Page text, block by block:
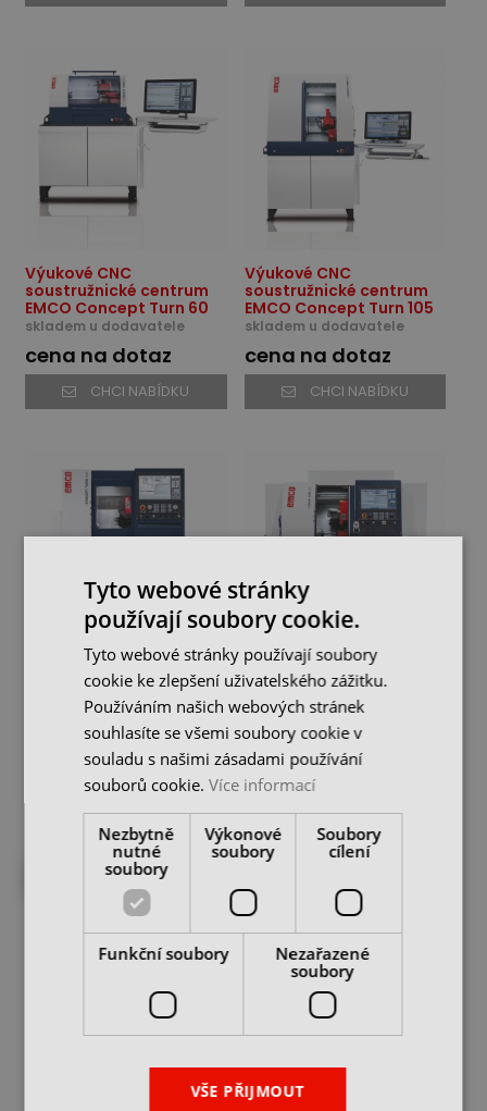
Výukové CNC
soustružnické centrum
EMCO Concept Turn 60
skladem u dodavatele
cena na dotaz
CHCI NABÍDKU
Výukové CNC
soustružnické centrum
EMCO Concept Turn 105
skladem u dodavatele
cena na dotaz
CHCI NABÍDKU
Výukové CNC
soustružnické centrum
EMCO Concept Turn 260
skladem u dodavatele
cena na dotaz
CHCI NABÍDKU
Výukové CNC
soustružnické centrum
EMCO Concept Turn 460
skladem u dodavatele
cena na dotaz
CHCI NABÍDKU
200 různých strojů skladem
centrum HURCO VMX42i
centrum EMCO Concept
Tyto webové stránky
používají soubory cookie.
Tyto webové stránky používají soubory
cookie ke zlepšení uživatelského zážitku.
Používáním našich webových stránek
souhlasíte se všemi soubory cookie v
souladu s našimi zásadami používání
souborů cookie.Více informací
Nezbytně
nutné
soubory
Výkonové
soubory
Soubory
cílení
Funkční soubory
Nezařazené
soubory
VŠE PŘIJMOUT